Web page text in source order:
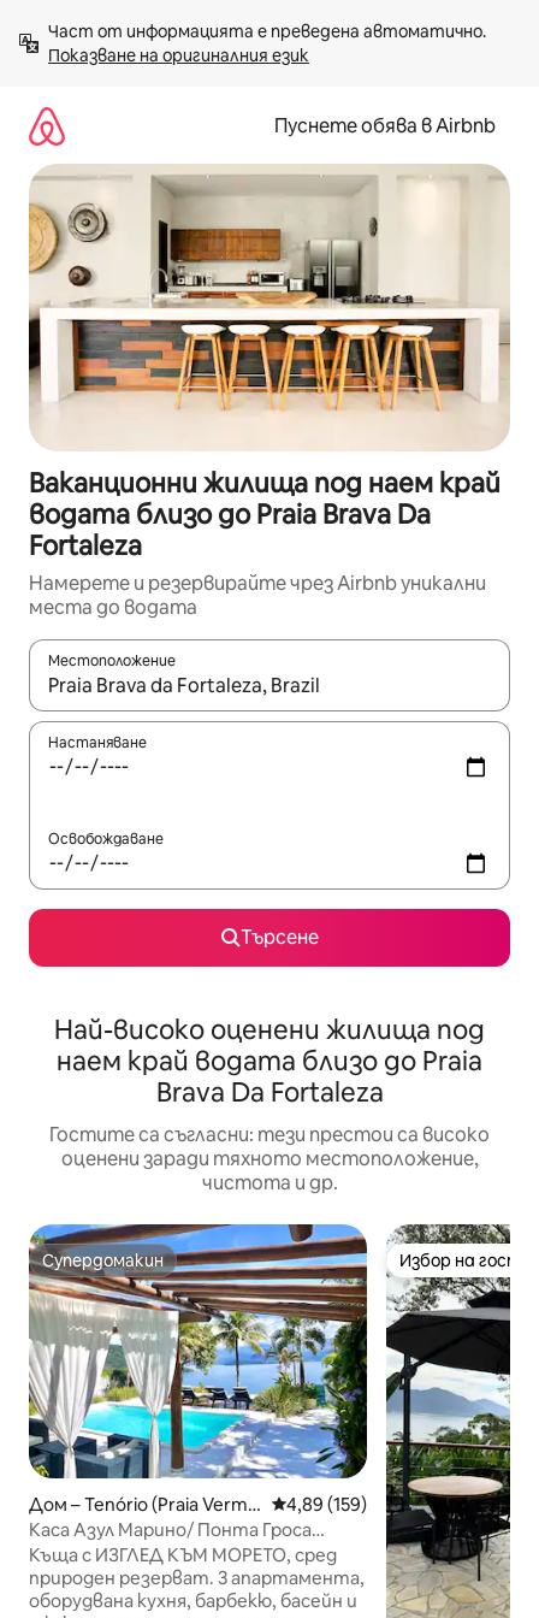
към
съдържанието
Показване на оригиналния език
Пуснете обява в Airbnb
Ваканционни жилища под наем край
водата близо до Praia Brava Da
Fortaleza
Намерете и резервирайте чрез Airbnb уникални
места до водата
Местоположение
Когато резултатите се покажат, използвайте
Настаняване
Освобождаване
Търсене
Най-високо оценени жилища под
наем край водата близо до Praia
Brava Da Fortaleza
Гостите са съгласни: тези престои са високо
оценени заради тяхното местоположение,
чистота и др.
Супердомакин
Супердомакин
Дом – Tenório (Praia Vermel
ha)
Средна оценка: 4,89 от 5,
4,89 (159)
Каса Азул Марино/ Понта Гроса
Убатуба
Къща с ИЗГЛЕД КЪМ МОРЕТО, сред
природен резерват. 3 апартамента,
оборудвана кухня, барбекю, басейн и
Избор на
Избор на